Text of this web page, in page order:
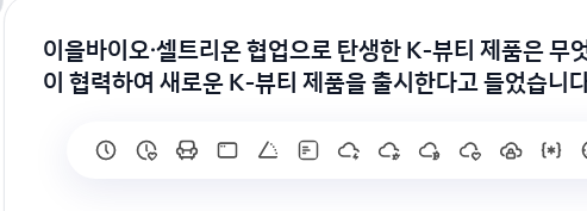
이을바이오·셀트리온 협업으로 탄생한 K-뷰티 제품은 무
이 협력하여 새로운 K-뷰티 제품을 출시한다고 들었습니